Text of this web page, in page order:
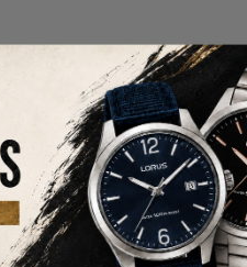
À MAILLE GOURMETTE
IG